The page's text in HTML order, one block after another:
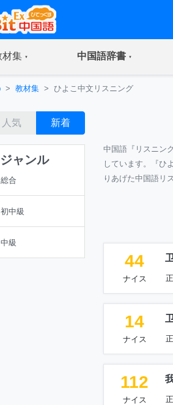
材集(current) 中国語辞書(current)
教材集 ひよこ中文リスニング
人気 新着
ジャンル
総合
初中級
中級
中国語『リスニン
しています。『ひ
りあげた中国語リ
44
ナイス
14
ナイス
112
ナイス